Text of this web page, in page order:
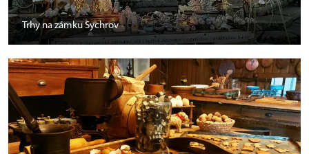
Trhy na zámku Sychrov